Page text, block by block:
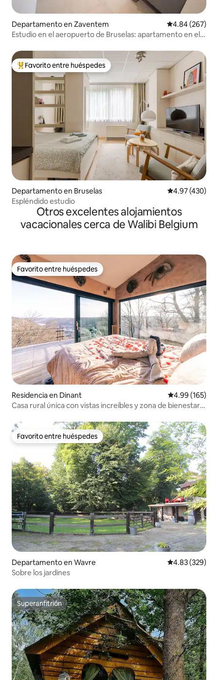
Departamento en Zaventem Calificación
4.84 (267)
Estudio en el aeropuerto de Bruselas: apartamento en el
De los mejores en Favorito entre huéspedes
Favorito entre huéspedes
Departamento en Bruselas Calificación
4.97 (430)
Espléndido estudio
Otros excelentes alojamientos
vacacionales cerca de Walibi Belgium
Favorito entre huéspedes
Favorito entre huéspedes
Residencia en Dinant Calificación
4.99 (165)
Casa rural única con vistas increíbles y zona de bienestar
Favorito entre huéspedes
Favorito entre huéspedes
Departamento en Wavre Calificación
4.83 (329)
Sobre los jardines
Superanfitrión
Superanfitrión